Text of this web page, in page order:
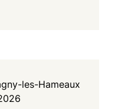
les-Hameaux